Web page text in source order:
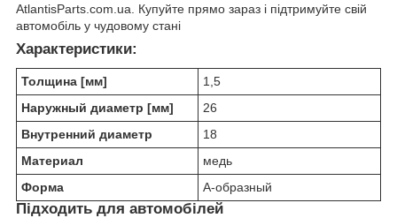
AtlantisParts.com.ua. Купуйте прямо зараз і підтримуйте свій
автомобіль у чудовому стані
Характеристики:
Толщина [мм]
1,5
Наружный диаметр [мм]
26
Внутренний диаметр
18
Материал
медь
Форма
А-образный
Підходить для автомобілей